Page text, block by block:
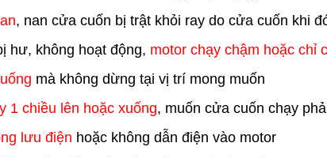
, nan cửa cuốn bị trật khỏi ray do cửa cuốn khi
hư, không hoạt động, motor chạy chậm hoặc chỉ
mà không dừng tại vị trí mong muốn
1 chiều lên hoặc xuống, muốn cửa cuốn chạy
lưu điện hoặc không dẫn điện vào motor